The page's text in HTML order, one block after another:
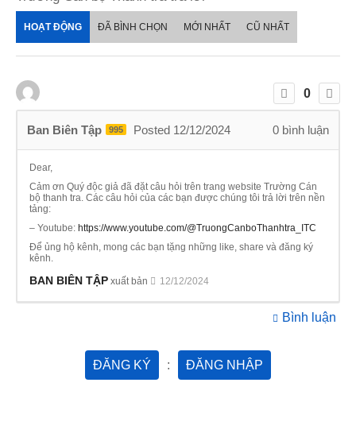
HOẠT ĐỘNG ĐÃ BÌNH CHỌN MỚI NHẤT CŨ NHẤT
0
Ban Biên Tập 995 Posted 12/12/2024 0 bình luận
Dear,
Cảm ơn Quý độc giả đã đặt câu hỏi trên trang website Trường Cán
bộ thanh tra. Các câu hỏi của các bạn được chúng tôi trả lời trên nền
tảng:
– Youtube: https://www.youtube.com/@TruongCanboThanhtra_ITC
Để ủng hộ kênh, mong các bạn tặng những like, share và đăng ký
kênh.
BAN BIÊN TẬP xuất bản 12/12/2024
Bình luận
ĐĂNG KÝ : ĐĂNG NHẬP